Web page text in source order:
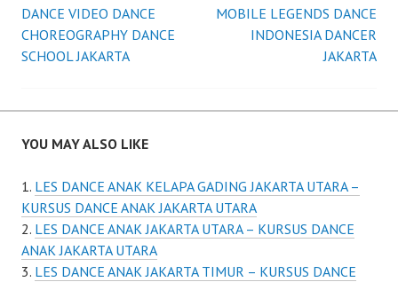
Post
navigation
DANCE VIDEO DANCE
CHOREOGRAPHY DANCE
SCHOOL JAKARTA
MOBILE LEGENDS DANCE
INDONESIA DANCER
JAKARTA
YOU MAY ALSO LIKE
LES DANCE ANAK KELAPA GADING JAKARTA UTARA –
KURSUS DANCE ANAK JAKARTA UTARA
LES DANCE ANAK JAKARTA UTARA – KURSUS DANCE
ANAK JAKARTA UTARA
LES DANCE ANAK JAKARTA TIMUR – KURSUS DANCE